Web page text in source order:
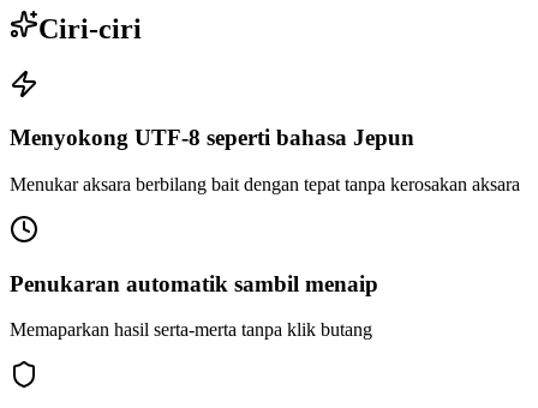
Ciri-ciri
Menyokong UTF-8 seperti bahasa Jepun
Menukar aksara berbilang bait dengan tepat tanpa kerosakan aksara
Penukaran automatik sambil menaip
Memaparkan hasil serta-merta tanpa klik butang